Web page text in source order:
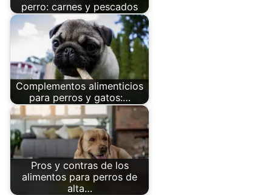
perro: carnes y pescados
Complementos alimenticios
para perros y gatos:…
Pros y contras de los
alimentos para perros de
alta…